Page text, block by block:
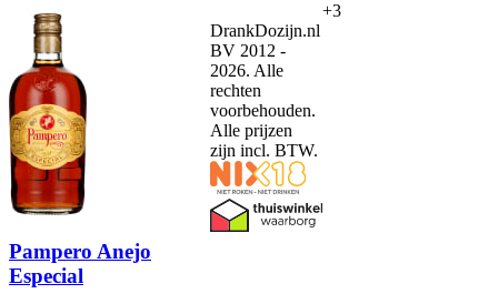
Pampero Anejo
Especial
+3
DrankDozijn.nl
BV 2012 -
2026. Alle
rechten
voorbehouden.
Alle prijzen
zijn incl. BTW.